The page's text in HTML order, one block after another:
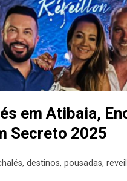
em Atibaia,
Secreto 2025
, destinos, pousadas,